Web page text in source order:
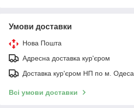
Умови доставки
Нова Пошта
Адресна доставка кур'єром
Доставка кур'єром НП по м. Одеса
Всі умови доставки